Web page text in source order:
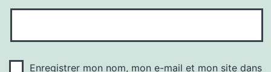
Enregistrer mon nom, mon e-mail et mon site dans